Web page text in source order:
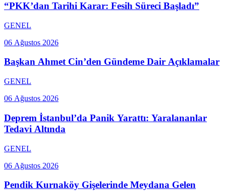
“PKK’dan Tarihi Karar: Fesih Süreci Başladı”
GENEL
06 Ağustos 2026
Başkan Ahmet Cin’den Gündeme Dair Açıklamalar
GENEL
06 Ağustos 2026
Deprem İstanbul’da Panik Yarattı: Yaralananlar
Tedavi Altında
GENEL
06 Ağustos 2026
Pendik Kurnaköy Gişelerinde Meydana Gelen